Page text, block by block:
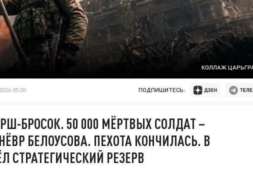
КОЛЛАЖ
05:00 ПОДПИШИТЕСЬ:
БРОСОК. 50 000 МЁРТВЫХ СОЛДАТ –
БЕЛОУСОВА. ПЕХОТА КОНЧИЛАСЬ. В
СТРАТЕГИЧЕСКИЙ РЕЗЕРВ